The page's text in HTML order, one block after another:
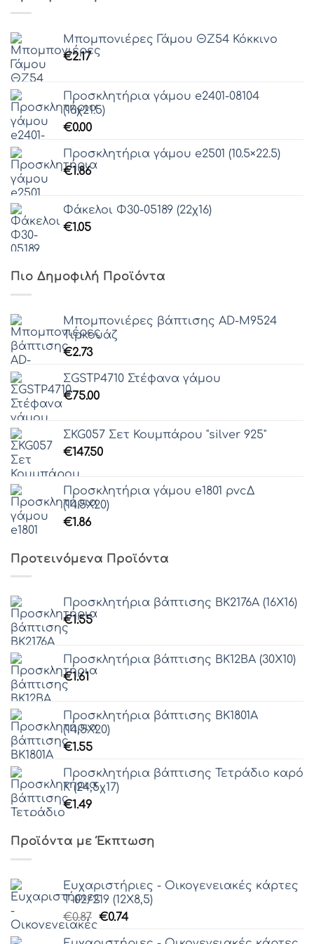
Γραμματοσειρά 59
Γραμματοσειρά 61
Μπομπονιέρες Γάμου ΘZ54 Κόκκινο
€2.17
Προσκλητήρια γάμου e2401-08104
(16χ21.5)
€0.00
Προσκλητήρια γάμου e2501 (10.5×22.5)
€1.86
Φάκελοι Φ30-05189 (22χ16)
€1.05
Πιο Δημοφιλή Προϊόντα
Μπομπονιέρες βάπτισης AD-M9524
Τιρκουάζ
€2.73
ΣGSTP4710 Στέφανα γάμου
€75.00
ΣKG057 Σετ Κουμπάρου "silver 925"
€147.50
Προσκλητήρια γάμου e1801 pvcΔ
(14.5Χ20)
€1.86
Προτεινόμενα Προϊόντα
Προσκλητήρια βάπτισης ΒΚ2176Α (16Χ16)
€1.55
Προσκλητήρια βάπτισης ΒΚ12ΒΑ (30Χ10)
€1.61
Προσκλητήρια βάπτισης ΒΚ1801Α
(14,5Χ20)
€1.55
Προσκλητήρια βάπτισης Τετράδιο καρό
Κ (24,5χ17)
€1.49
Προϊόντα με Έκπτωση
Ευχαριστήριες - Οικογενειακές κάρτες
Τ-02/219 (12Χ8,5)
€0.87 Original
€0.74Η